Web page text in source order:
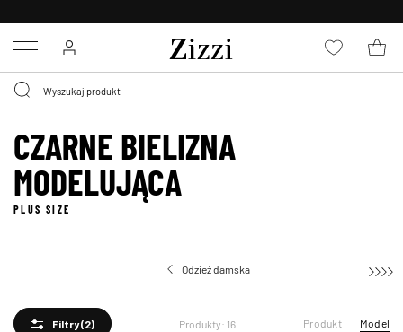
Menu
CZARNE BIELIZNA
MODELUJĄCA
PLUS SIZE
Odzież damska
Filtry(2) Produkty: 16 Produkt Model